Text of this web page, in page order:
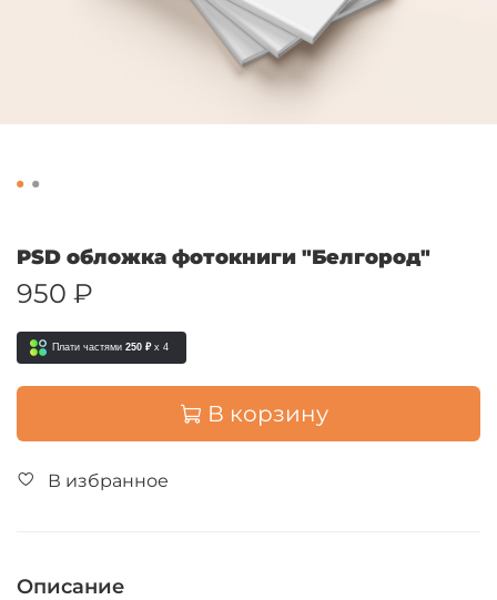
PSD обложка фотокниги "Белгород"
950 ₽
Плати частями 250 ₽ x 4
В корзину
В избранное
Описание